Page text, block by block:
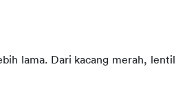
lama. Dari kacang merah, lentil